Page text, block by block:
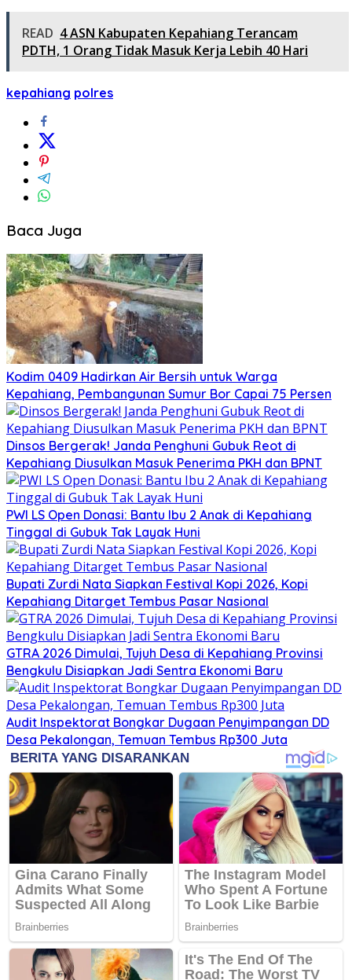
READ 4 ASN Kabupaten Kepahiang Terancam
PDTH, 1 Orang Tidak Masuk Kerja Lebih 40 Hari
kepahiang polres
Baca Juga
Kodim 0409 Hadirkan Air Bersih untuk Warga
Kepahiang, Pembangunan Sumur Bor Capai 75 Persen
Dinsos Bergerak! Janda Penghuni Gubuk Reot di
Kepahiang Diusulkan Masuk Penerima PKH dan BPNT
PWI LS Open Donasi: Bantu Ibu 2 Anak di Kepahiang
Tinggal di Gubuk Tak Layak Huni
Bupati Zurdi Nata Siapkan Festival Kopi 2026, Kopi
Kepahiang Ditarget Tembus Pasar Nasional
GTRA 2026 Dimulai, Tujuh Desa di Kepahiang Provinsi
Bengkulu Disiapkan Jadi Sentra Ekonomi Baru
Audit Inspektorat Bongkar Dugaan Penyimpangan DD
Desa Pekalongan, Temuan Tembus Rp300 Juta